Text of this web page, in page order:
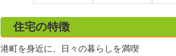
住宅の特徴
港町を身近に、日々の暮らしを満喫